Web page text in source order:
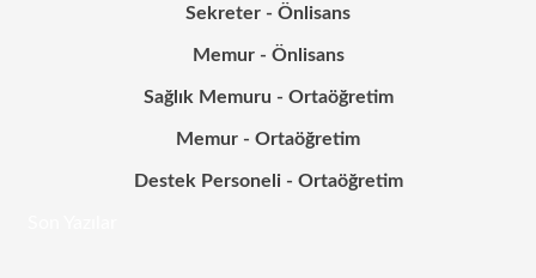
Sekreter - Önlisans
Memur - Önlisans
Sağlık Memuru - Ortaöğretim
Memur - Ortaöğretim
Destek Personeli - Ortaöğretim